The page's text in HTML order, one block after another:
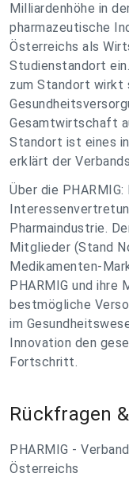
Milliardenhöhe in
pharmazeutische
Österreichs als
Studienstandort
zum Standort wirkt
Gesamtwirtschaft
Standort ist eines
erklärt der
Über die
Pharmaindustrie.
Mitglieder (Stand
Medikamenten-
PHARMIG und ihre
bestmögliche
im
Innovation den
Fortschritt.
Rückfragen
PHARMIG -
Österreichs